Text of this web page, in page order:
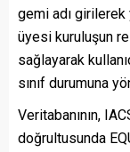
gemi adı girilerek
üyesi kuruluşun
sağlayarak
sınıf durumuna
Veritabanının,
doğrultusunda